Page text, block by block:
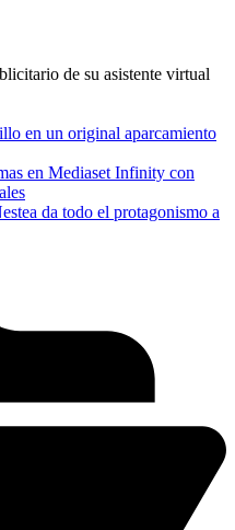
de su asistente virtual
en un original aparcamiento
en Mediaset Infinity con
da todo el protagonismo a